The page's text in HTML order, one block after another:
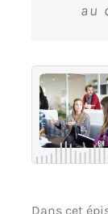
au
Dans cet